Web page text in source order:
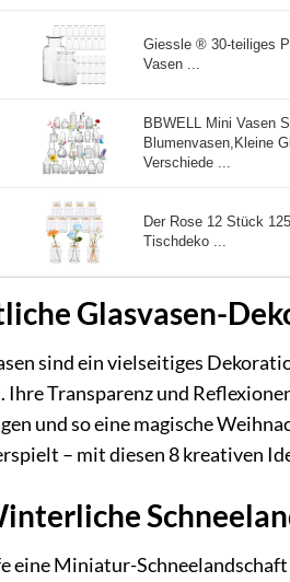
Giessle ® 30-teiliges
Vasen ...
BBWELL Mini Vasen
Blumenvasen,Kleine
Verschiede ...
Der Rose 12 Stück
Tischdeko ...
Glasvasen-
sind ein vielseitiges
Ihre Transparenz und
und so eine magische
– mit diesen 8 kreativen
eine Miniatur-